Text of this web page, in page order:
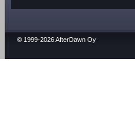
© 1999-2026 AfterDawn Oy